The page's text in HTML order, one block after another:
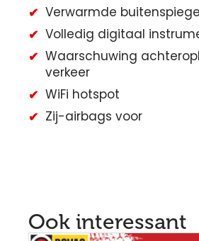
Verwarmde
Volledig digitaal
Waarschuwing
verkeer
WiFi hotspot
Zij-airbags voor
Ook interessant